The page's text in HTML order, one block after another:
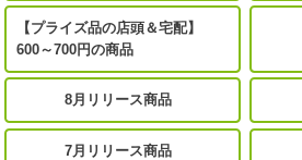
【プライズ品の店頭＆宅配】
600～700円の商品
8月リリース商品
7月リリース商品